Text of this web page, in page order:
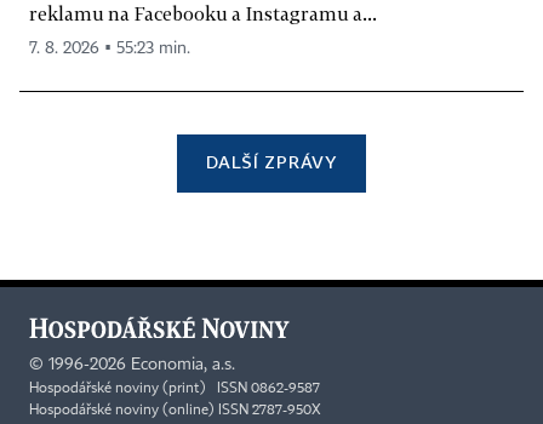
reklamu na Facebooku a Instagramu a...
7. 8. 2026 ▪ 55:23 min.
DALŠÍ ZPRÁVY
© 1996-2026 Economia, a.s.
Hospodářské noviny (print) ISSN 0862-9587
Hospodářské noviny (online) ISSN 2787-950X